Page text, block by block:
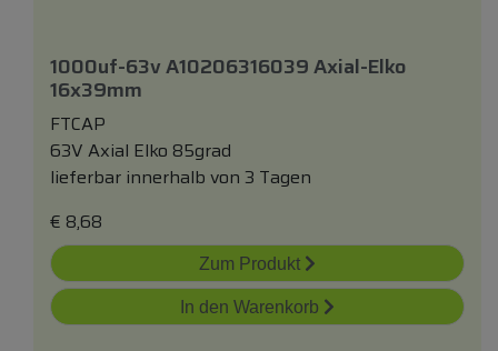
1000uf-63v A10206316039 Axial-Elko
16x39mm
FTCAP
63V Axial Elko 85grad
lieferbar innerhalb von 3 Tagen
€ 8,68
Zum Produkt
In den Warenkorb